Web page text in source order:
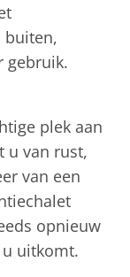
buiten,
gebruik.
plek aan
u van rust,
van een
opnieuw
uitkomt.